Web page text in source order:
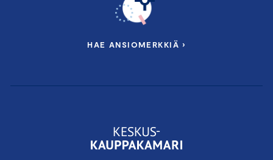
HAE ANSIOMERKKIÄ ›